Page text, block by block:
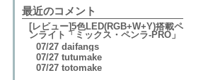
最近のコメント
[レビュー]5色LED(RGB+W+Y)搭載ペ
ンライト「ミックス・ペンラ-PRO」
07/27 daifangs
07/27 tutumake
07/27 totomake